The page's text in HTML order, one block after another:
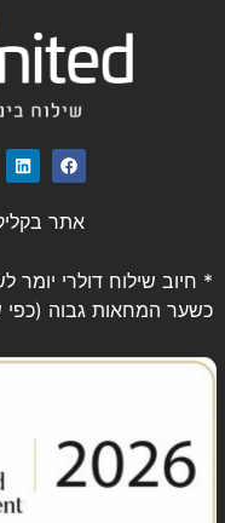
אתר
* חיוב שילוח דולרי
כשער המחאות גבוה (כפי